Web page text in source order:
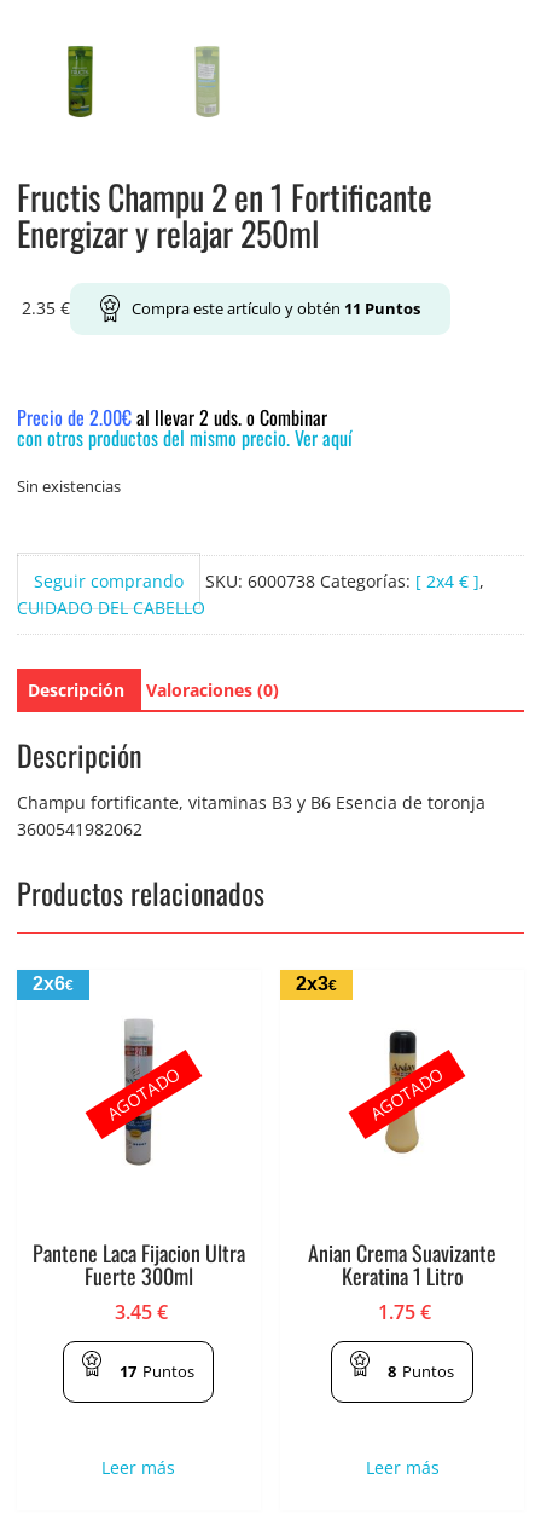
Fructis Champu 2 en 1 Fortificante
Energizar y relajar 250ml
2.35 € Compra este artículo y obtén 11 Puntos
Precio de 2.00€al llevar 2 uds. o Combinar
con otros productos del mismo precio. Ver aquí
Sin existencias
Seguir comprando SKU: 6000738 Categorías: [ 2x4 € ],
CUIDADO DEL CABELLO
Descripción Valoraciones (0)
Descripción
Champu fortificante, vitaminas B3 y B6 Esencia de toronja
3600541982062
Productos relacionados
2x6€
Pantene Laca Fijacion Ultra
Fuerte 300ml
3.45€
17 Puntos
Leer más
AGOTADO
2x3€
Anian Crema Suavizante
Keratina 1 Litro
1.75€
8 Puntos
Leer más
AGOTADO